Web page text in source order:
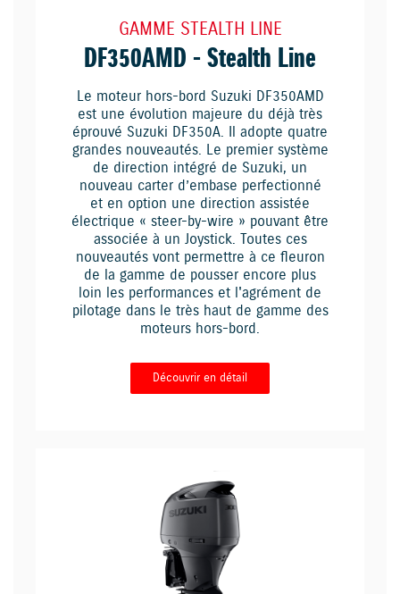
GAMME STEALTH LINE
DF350AMD - Stealth Line
Le moteur hors-bord Suzuki DF350AMD
est une évolution majeure du déjà très
éprouvé Suzuki DF350A. Il adopte quatre
grandes nouveautés. Le premier système
de direction intégré de Suzuki, un
nouveau carter d’embase perfectionné
et en option une direction assistée
électrique « steer-by-wire » pouvant être
associée à un Joystick. Toutes ces
nouveautés vont permettre à ce fleuron
de la gamme de pousser encore plus
loin les performances et l'agrément de
pilotage dans le très haut de gamme des
moteurs hors-bord.
Découvrir en détail